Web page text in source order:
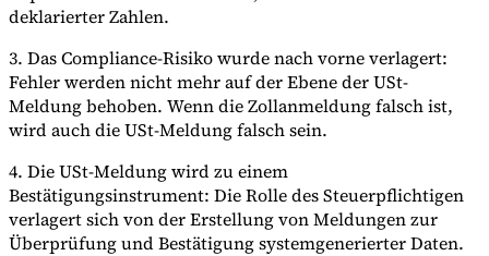
deklarierter Zahlen.
3. Das Compliance-Risiko wurde nach vorne verlagert:
Fehler werden nicht mehr auf der Ebene der USt-
Meldung behoben. Wenn die Zollanmeldung falsch ist,
wird auch die USt-Meldung falsch sein.
4. Die USt-Meldung wird zu einem
Bestätigungsinstrument: Die Rolle des Steuerpflichtigen
verlagert sich von der Erstellung von Meldungen zur
Überprüfung und Bestätigung systemgenerierter Daten.